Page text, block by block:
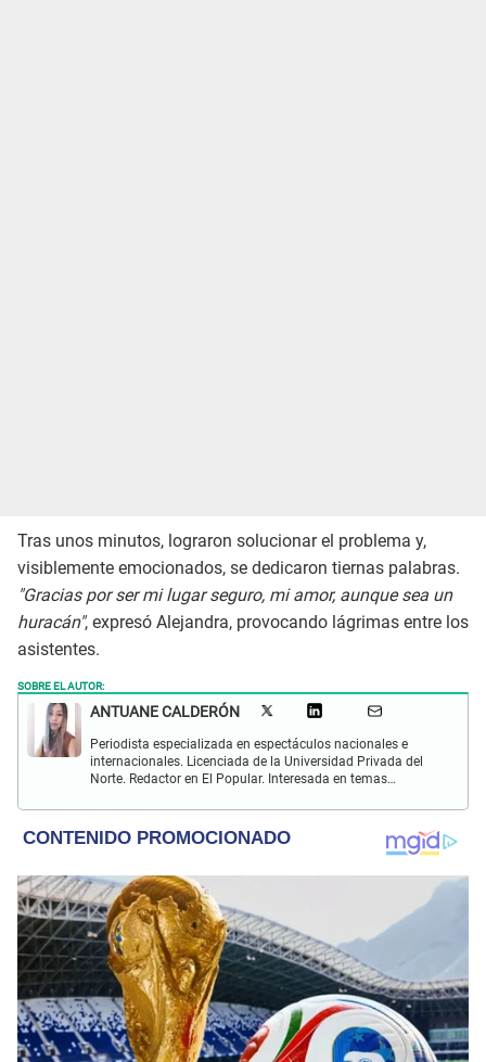
Tras unos minutos, lograron solucionar el problema y,
visiblemente emocionados, se dedicaron tiernas palabras.
"Gracias por ser mi lugar seguro, mi amor, aunque sea un
huracán", expresó Alejandra, provocando lágrimas entre los
asistentes.
SOBRE EL AUTOR:
ANTUANE CALDERÓN
Periodista especializada en espectáculos nacionales e
internacionales. Licenciada de la Universidad Privada del
Norte. Redactor en El Popular. Interesada en temas
y televisión.